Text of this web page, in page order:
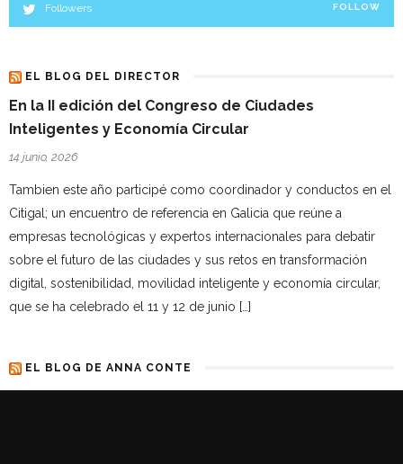
Followers FOLLOW
EL BLOG DEL DIRECTOR
En la II edición del Congreso de Ciudades
Inteligentes y Economía Circular
14 junio, 2026
Tambien este año participé como coordinador y conductos en el
Citigal; un encuentro de referencia en Galicia que reúne a
empresas tecnológicas y expertos internacionales para debatir
sobre el futuro de las ciudades y sus retos en transformación
digital, sostenibilidad, movilidad inteligente y economía circular,
que se ha celebrado el 11 y 12 de junio […]
EL BLOG DE ANNA CONTE